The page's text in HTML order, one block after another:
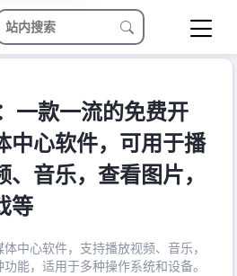
一款一流的免费开
中心软件，可用于播
、音乐，查看图片，
等
中心软件，支持播放视频、音乐，
能，适用于多种操作系统和设备。